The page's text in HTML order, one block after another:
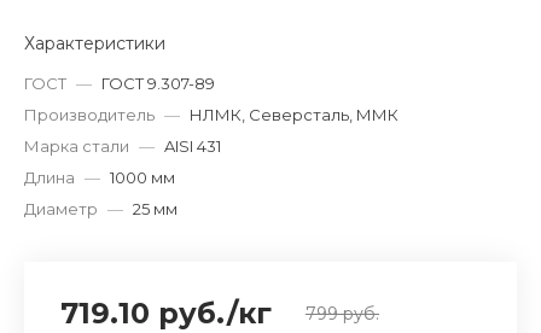
Характеристики
ГОСТ — ГОСТ 9.307-89
Производитель — НЛМК, Северсталь, ММК
Марка стали — AISI 431
Длина — 1000 мм
Диаметр — 25 мм
719.10 руб./кг 799 руб.